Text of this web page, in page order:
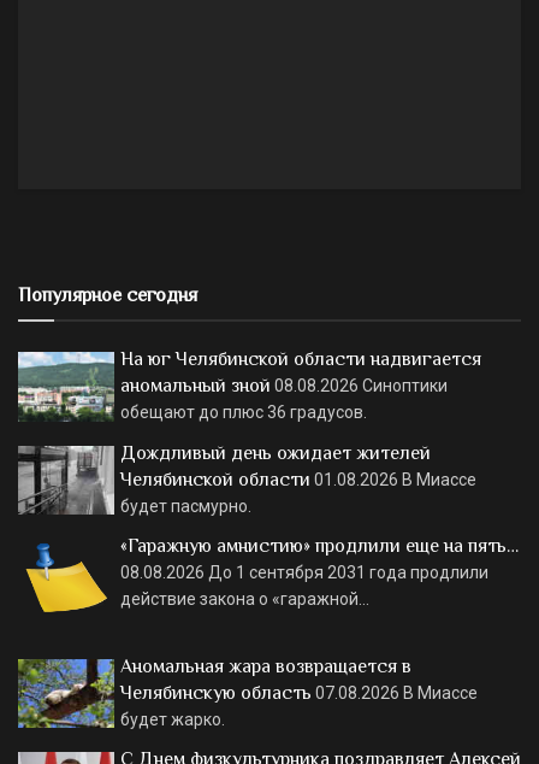
Популярное сегодня
На юг Челябинской области надвигается
аномальный зной 08.08.2026 Синоптики
обещают до плюс 36 градусов.
Дождливый день ожидает жителей
Челябинской области 01.08.2026 В Миассе
будет пасмурно.
«Гаражную амнистию» продлили еще на пять…
08.08.2026 До 1 сентября 2031 года продлили
действие закона о «гаражной…
Аномальная жара возвращается в
Челябинскую область 07.08.2026 В Миассе
будет жарко.
С Днем физкультурника поздравляет Алексей